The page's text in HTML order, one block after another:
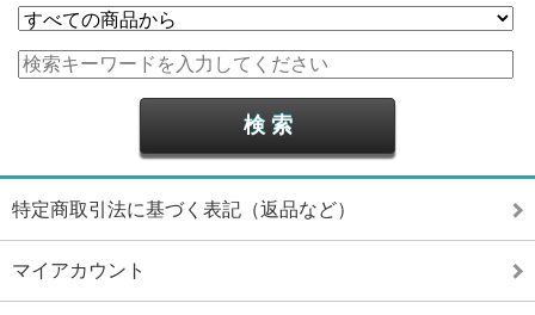
特定商取引法に基づく表記（返品など）
マイアカウント